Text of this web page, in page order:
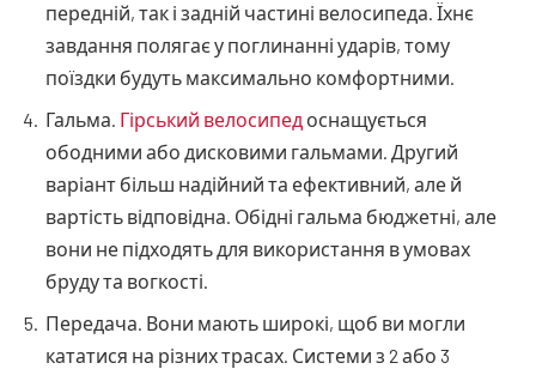
передній, так і задній частині велосипеда. Їхнє
завдання полягає у поглинанні ударів, тому
поїздки будуть максимально комфортними.
Гальма. Гірський велосипед оснащується
ободними або дисковими гальмами. Другий
варіант більш надійний та ефективний, але й
вартість відповідна. Обідні гальма бюджетні, але
вони не підходять для використання в умовах
бруду та вогкості.
Передача. Вони мають широкі, щоб ви могли
кататися на різних трасах. Системи з 2 або 3